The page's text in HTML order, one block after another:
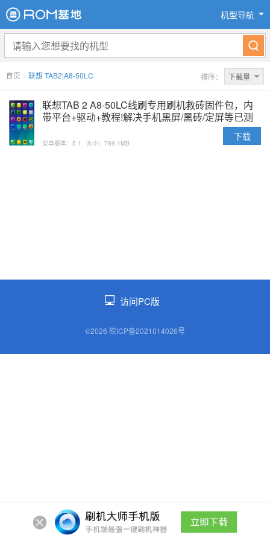
机型导航
首页 > 联想 TAB2|A8-50LC 排序： 下载量
联想TAB 2 A8-50LC线刷专用刷机救砖固件包，内
带平台+驱动+教程!解决手机黑屏/黑砖/定屏等已测
安卓版本：5.1 大小：789.1MB
下载
访问PC版
©2026 皖ICP备2021014026号